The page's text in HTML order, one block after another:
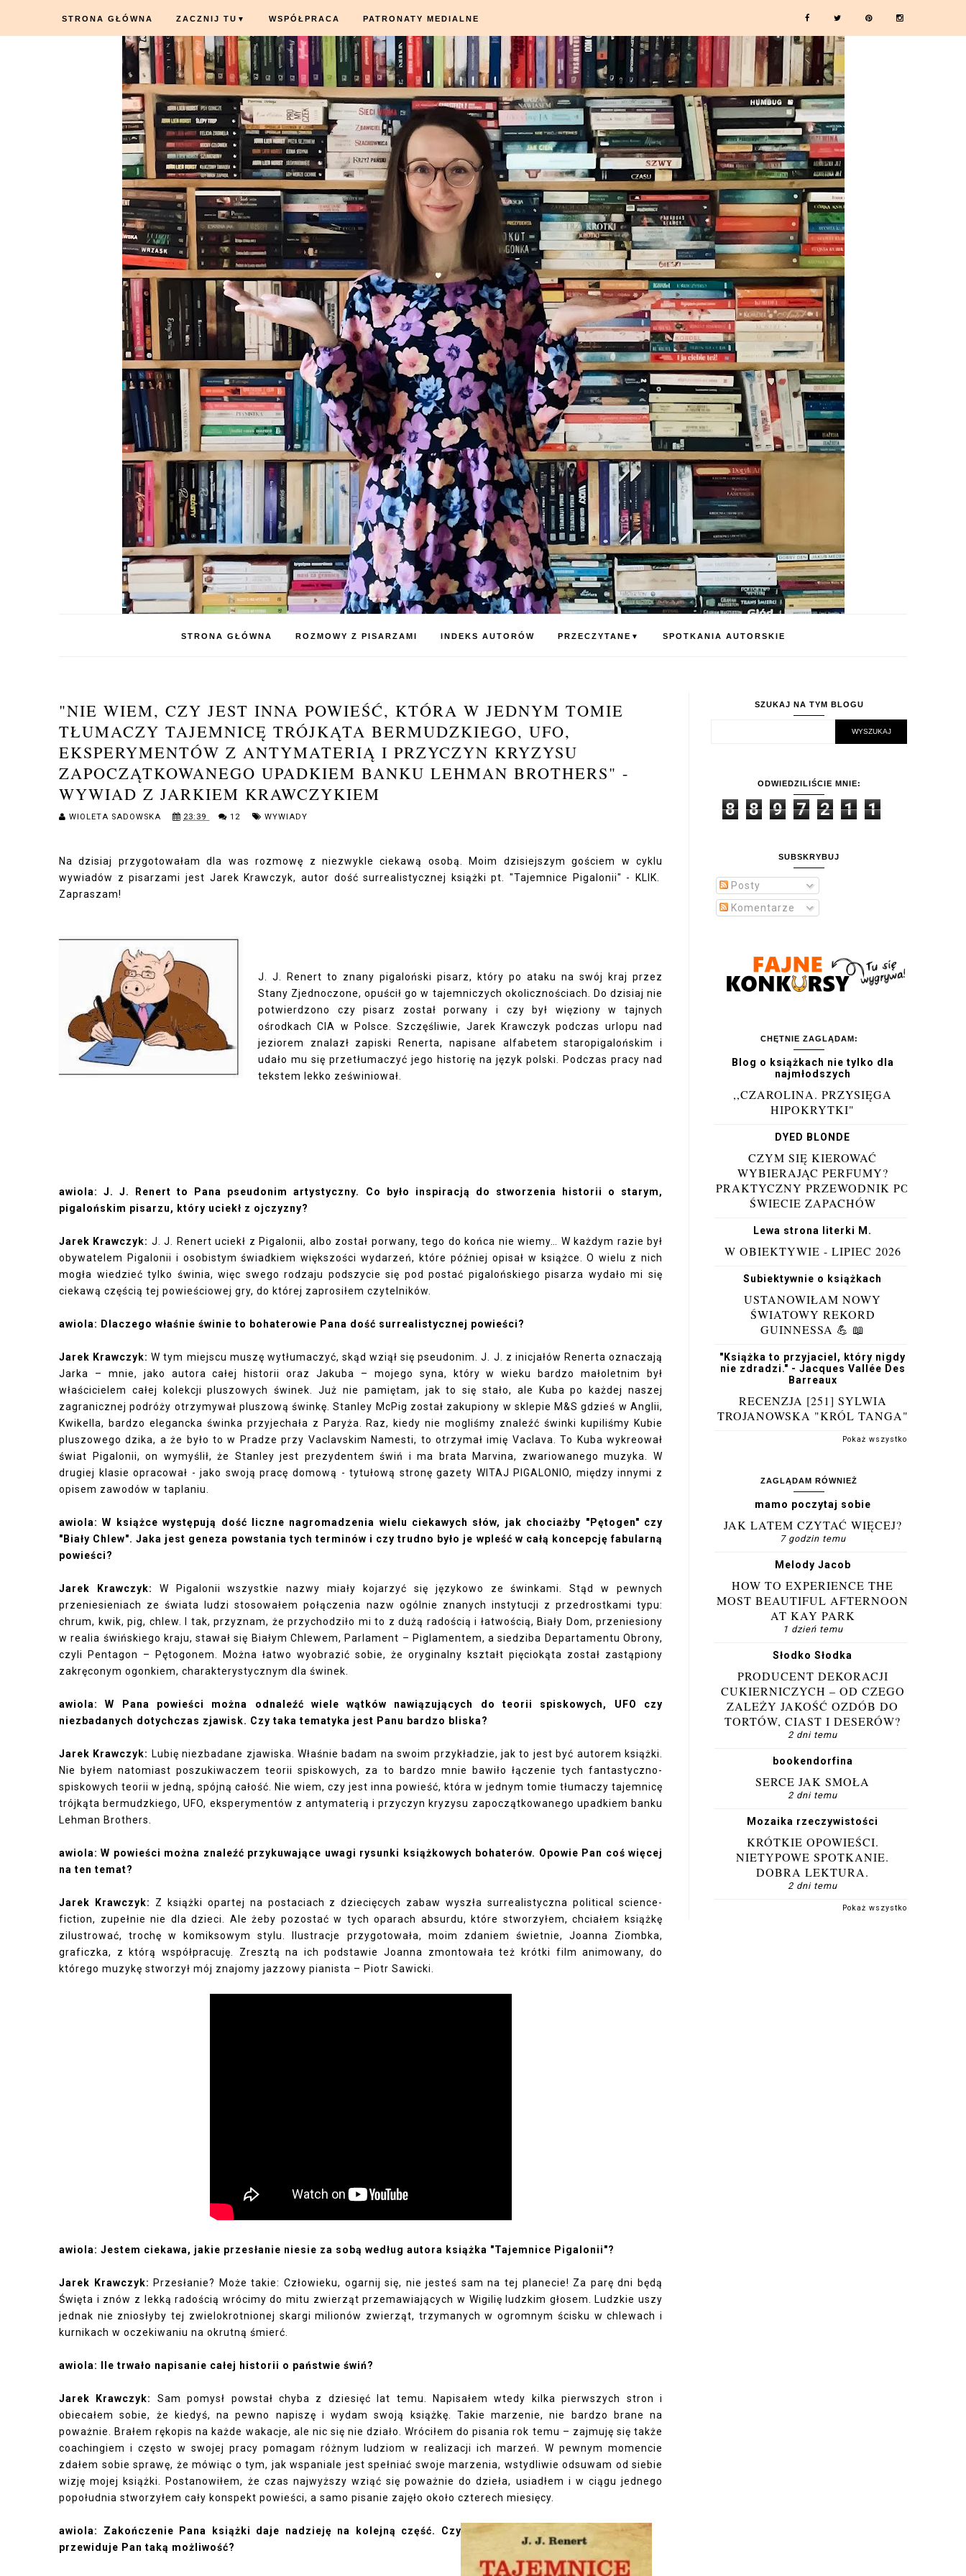
STRONA GŁÓWNA ZACZNIJ TU ▼ WSPÓŁPRACA PATRONATY MEDIALNE
STRONA GŁÓWNA ROZMOWY Z PISARZAMI INDEKS AUTORÓW PRZECZYTANE ▼ SPOTKANIA AUTORSKIE
"NIE WIEM, CZY JEST INNA POWIEŚĆ, KTÓRA W JEDNYM TOMIE
TŁUMACZY TAJEMNICĘ TRÓJKĄTA BERMUDZKIEGO, UFO,
EKSPERYMENTÓW Z ANTYMATERIĄ I PRZYCZYN KRYZYSU
ZAPOCZĄTKOWANEGO UPADKIEM BANKU LEHMAN BROTHERS" -
WYWIAD Z JARKIEM KRAWCZYKIEM
WIOLETA SADOWSKA 23:39 12 WYWIADY
Na dzisiaj przygotowałam dla was rozmowę z niezwykle ciekawą osobą. Moim dzisiejszym gościem w cyklu
wywiadów z pisarzami jest Jarek Krawczyk, autor dość surrealistycznej książki pt. "Tajemnice Pigalonii" -
KLIK
Zapraszam!
J. J. Renert to znany pigaloński pisarz, który po ataku na swój kraj przez
Stany Zjednoczone, opuścił go w tajemniczych okolicznościach. Do dzisiaj nie
potwierdzono czy pisarz został porwany i czy był więziony w tajnych
ośrodkach CIA w Polsce. Szczęśliwie, Jarek Krawczyk podczas urlopu nad
jeziorem znalazł zapiski Renerta, napisane alfabetem staropigalońskim i
udało mu się przetłumaczyć jego historię na język polski. Podczas pracy nad
tekstem lekko zeświniował.
awiola: J. J. Renert to Pana pseudonim artystyczny. Co było inspiracją do stworzenia historii o starym,
pigalońskim pisarzu, który uciekł z ojczyzny?
Jarek Krawczyk: J. J. Renert uciekł z Pigalonii, albo został porwany, tego do końca nie wiemy… W każdym razie był
obywatelem Pigalonii i osobistym świadkiem większości wydarzeń, które później opisał w książce. O wielu z nich
mogła wiedzieć tylko świnia, więc swego rodzaju podszycie się pod postać pigalońskiego pisarza wydało mi się
ciekawą częścią tej powieściowej gry, do której zaprosiłem czytelników.
awiola: Dlaczego właśnie świnie to bohaterowie Pana dość surrealistycznej powieści?
Jarek Krawczyk:W tym miejscu muszę wytłumaczyć, skąd wziął się pseudonim. J. J. z inicjałów Renerta oznaczają
Jarka – mnie, jako autora całej historii oraz Jakuba – mojego syna, który w wieku bardzo małoletnim był
właścicielem całej kolekcji pluszowych świnek. Już nie pamiętam, jak to się stało, ale Kuba po każdej naszej
zagranicznej podróży otrzymywał pluszową świnkę. Stanley McPig został zakupiony w sklepie M&S gdzieś w Anglii,
Kwikella, bardzo elegancka świnka przyjechała z Paryża. Raz, kiedy nie mogliśmy znaleźć świnki kupiliśmy Kubie
pluszowego dzika, a że było to w Pradze przy Vaclavskim Namesti, to otrzymał imię Vaclava. To Kuba wykreował
świat Pigalonii, on wymyślił, że Stanley jest prezydentem świń i ma brata Marvina, zwariowanego muzyka. W
drugiej klasie opracował - jako swoją pracę domową - tytułową stronę gazety WITAJ PIGALONIO, między innymi z
opisem zawodów w taplaniu.
awiola: W książce występują dość liczne nagromadzenia wielu ciekawych słów, jak chociażby "Pętogen" czy
"Biały Chlew". Jaka jest geneza powstania tych terminów i czy trudno było je wpleść w całą koncepcję fabularną
powieści?
Jarek Krawczyk: W Pigalonii wszystkie nazwy miały kojarzyć się językowo ze świnkami. Stąd w pewnych
przeniesieniach ze świata ludzi stosowałem połączenia nazw ogólnie znanych instytucji z przedrostkami typu:
chrum, kwik, pig, chlew. I tak, przyznam, że przychodziło mi to z dużą radością i łatwością, Biały Dom, przeniesiony
w realia świńskiego kraju, stawał się Białym Chlewem, Parlament – Piglamentem, a siedziba Departamentu Obrony,
czyli Pentagon – Pętogonem. Można łatwo wyobrazić sobie, że oryginalny kształt pięciokąta został zastąpiony
zakręconym ogonkiem, charakterystycznym dla świnek.
awiola: W Pana powieści można odnaleźć wiele wątków nawiązujących do teorii spiskowych, UFO czy
niezbadanych dotychczas zjawisk. Czy taka tematyka jest Panu bardzo bliska?
Jarek Krawczyk: Lubię niezbadane zjawiska. Właśnie badam na swoim przykładzie, jak to jest być autorem książki.
Nie byłem natomiast poszukiwaczem teorii spiskowych, za to bardzo mnie bawiło łączenie tych fantastyczno-
spiskowych teorii w jedną, spójną całość. Nie wiem, czy jest inna powieść, która w jednym tomie tłumaczy tajemnicę
trójkąta bermudzkiego, UFO, eksperymentów z antymaterią i przyczyn kryzysu zapoczątkowanego upadkiem banku
Lehman Brothers.
awiola: W powieści można znaleźć przykuwające uwagi rysunki książkowych bohaterów. Opowie Pan coś więcej
na ten temat?
Jarek Krawczyk: Z książki opartej na postaciach z dziecięcych zabaw wyszła surrealistyczna political science-
fiction, zupełnie nie dla dzieci. Ale żeby pozostać w tych oparach absurdu, które stworzyłem, chciałem książkę
zilustrować, trochę w komiksowym stylu. Ilustracje przygotowała, moim zdaniem świetnie, Joanna Ziombka,
graficzka, z którą współpracuję. Zresztą na ich podstawie Joanna zmontowała też krótki film animowany, do
którego muzykę stworzył mój znajomy jazzowy pianista – Piotr Sawicki.
awiola: Jestem ciekawa, jakie przesłanie niesie za sobą według autora książka "Tajemnice Pigalonii"?
Jarek Krawczyk: Przesłanie? Może takie: Człowieku, ogarnij się, nie jesteś sam na tej planecie! Za parę dni będą
Święta i znów z lekką radością wrócimy do mitu zwierząt przemawiających w Wigilię ludzkim głosem. Ludzkie uszy
jednak nie zniosłyby tej zwielokrotnionej skargi milionów zwierząt, trzymanych w ogromnym ścisku w chlewach i
kurnikach w oczekiwaniu na okrutną śmierć.
awiola: Ile trwało napisanie całej historii o państwie świń?
Jarek Krawczyk: Sam pomysł powstał chyba z dziesięć lat temu. Napisałem wtedy kilka pierwszych stron i
obiecałem sobie, że kiedyś, na pewno napiszę i wydam swoją książkę. Takie marzenie, nie bardzo brane na
poważnie. Brałem rękopis na każde wakacje, ale nic się nie działo. Wróciłem do pisania rok temu – zajmuję się także
coachingiem i często w swojej pracy pomagam różnym ludziom w realizacji ich marzeń. W pewnym momencie
zdałem sobie sprawę, że mówiąc o tym, jak wspaniale jest spełniać swoje marzenia, wstydliwie odsuwam od siebie
wizję mojej książki. Postanowiłem, że czas najwyższy wziąć się poważnie do dzieła, usiadłem i w ciągu jednego
popołudnia stworzyłem cały konspekt powieści, a samo pisanie zajęło około czterech miesięcy.
awiola: Zakończenie Pana książki daje nadzieję na kolejną część. Czy
przewiduje Pan taką możliwość?
SZUKAJ NA TYM BLOGU
ODWIEDZILIŚCIE MNIE:
8 8 9 7 2 1 1
SUBSKRYBUJ
Posty
Komentarze
CHĘTNIE ZAGLĄDAM:
Blog o książkach nie tylko dla
najmłodszych
,,CZAROLINA. PRZYSIĘGA
HIPOKRYTKI"
DYED BLONDE
CZYM SIĘ KIEROWAĆ
WYBIERAJĄC PERFUMY?
PRAKTYCZNY PRZEWODNIK PO
ŚWIECIE ZAPACHÓW
Lewa strona literki M.
W OBIEKTYWIE - LIPIEC 2026
Subiektywnie o książkach
USTANOWIŁAM NOWY
ŚWIATOWY REKORD
GUINNESSA 💪 📖
"Książka to przyjaciel, który nigdy
nie zdradzi." - Jacques Vallée Des
Barreaux
RECENZJA [251] SYLWIA
TROJANOWSKA "KRÓL TANGA"
Pokaż wszystko
ZAGLĄDAM RÓWNIEŻ
mamo poczytaj sobie
JAK LATEM CZYTAĆ WIĘCEJ?
7 godzin temu
Melody Jacob
HOW TO EXPERIENCE THE
MOST BEAUTIFUL AFTERNOON
AT KAY PARK
1 dzień temu
Słodko Słodka
PRODUCENT DEKORACJI
CUKIERNICZYCH – OD CZEGO
ZALEŻY JAKOŚĆ OZDÓB DO
TORTÓW, CIAST I DESERÓW?
2 dni temu
bookendorfina
SERCE JAK SMOŁA
2 dni temu
Mozaika rzeczywistości
KRÓTKIE OPOWIEŚCI.
NIETYPOWE SPOTKANIE.
DOBRA LEKTURA.
2 dni temu
Pokaż wszystko